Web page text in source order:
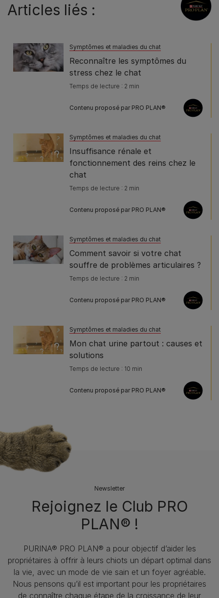
Articles liés :
Symptômes et maladies du chat
Reconnaître les symptômes du
stress chez le chat
Temps de lecture : 2 min
Contenu proposé par PRO PLAN®
Symptômes et maladies du chat
Insuffisance rénale et
fonctionnement des reins chez le
chat
Temps de lecture : 2 min
Contenu proposé par PRO PLAN®
Symptômes et maladies du chat
Comment savoir si votre chat
souffre de problèmes articulaires ?
Temps de lecture : 2 min
Contenu proposé par PRO PLAN®
Symptômes et maladies du chat
Mon chat urine partout : causes et
solutions
Temps de lecture : 10 min
Contenu proposé par PRO PLAN®
Newsletter
Rejoignez le Club PRO
PLAN® !
PURINA® PRO PLAN® a pour objectif d’aider les
propriétaires à offrir à leurs chiots un départ optimal dans
la vie, avec un mode de vie sain et un foyer agréable.
Nous pensons qu’il est important pour les propriétaires
de connaître chaque étape de la croissance de leur